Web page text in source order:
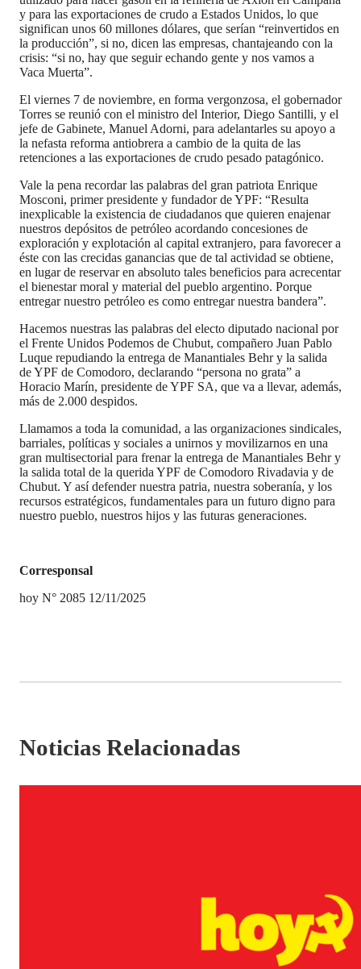
y para las exportaciones de crudo a Estados Unidos, lo que
significan unos 60 millones dólares, que serían “reinvertidos en
la producción”, si no, dicen las empresas, chantajeando con la
crisis: “si no, hay que seguir echando gente y nos vamos a
Vaca Muerta”.
El viernes 7 de noviembre, en forma vergonzosa, el gobernador
Torres se reunió con el ministro del Interior, Diego Santilli, y el
jefe de Gabinete, Manuel Adorni, para adelantarles su apoyo a
la nefasta reforma antiobrera a cambio de la quita de las
retenciones a las exportaciones de crudo pesado patagónico.
Vale la pena recordar las palabras del gran patriota Enrique
Mosconi, primer presidente y fundador de YPF: “Resulta
inexplicable la existencia de ciudadanos que quieren enajenar
nuestros depósitos de petróleo acordando concesiones de
exploración y explotación al capital extranjero, para favorecer a
éste con las crecidas ganancias que de tal actividad se obtiene,
en lugar de reservar en absoluto tales beneficios para acrecentar
el bienestar moral y material del pueblo argentino. Porque
entregar nuestro petróleo es como entregar nuestra bandera”.
Hacemos nuestras las palabras del electo diputado nacional por
el Frente Unidos Podemos de Chubut, compañero Juan Pablo
Luque repudiando la entrega de Manantiales Behr y la salida
de YPF de Comodoro, declarando “persona no grata” a
Horacio Marín, presidente de YPF SA, que va a llevar, además,
más de 2.000 despidos.
Llamamos a toda la comunidad, a las organizaciones sindicales,
barriales, políticas y sociales a unirnos y movilizarnos en una
gran multisectorial para frenar la entrega de Manantiales Behr y
la salida total de la querida YPF de Comodoro Rivadavia y de
Chubut. Y así defender nuestra patria, nuestra soberanía, y los
recursos estratégicos, fundamentales para un futuro digno para
nuestro pueblo, nuestros hijos y las futuras generaciones.
Corresponsal
hoy N° 2085 12/11/2025
Noticias Relacionadas